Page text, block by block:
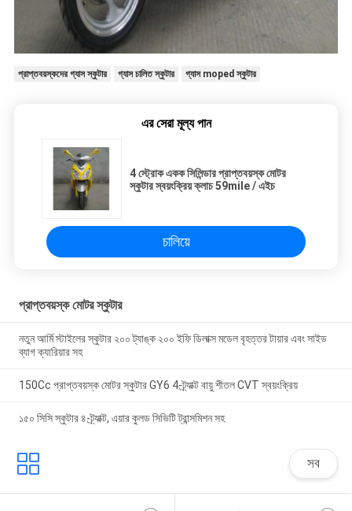
প্রাপ্তবয়স্কদের গ্যাস স্কুটার গ্যাস চালিত স্কুটার গ্যাস moped স্কুটার
এর সেরা মূল্য পান
4 স্ট্রোক একক সিলিন্ডার প্রাপ্তবয়স্ক মোটর
স্কুটার স্বয়ংক্রিয় ক্লাচ 59mile / এইচ
চালিয়ে
প্রাপ্তবয়স্ক মোটর স্কুটার
নতুন আর্মি স্টাইলের স্কুটার ২০০ ট্যাঙ্ক ২০০ ইফি ডিলাক্স মডেল বৃহত্তর টায়ার এবং সাইড
ব্যাগ ক্যারিয়ার সহ
150Cc প্রাপ্তবয়স্ক মোটর স্কুটার GY6 4-ট্র্যাক্ট বায়ু শীতল CVT স্বয়ংক্রিয়
১৫০ সিসি স্কুটার ৪-ট্র্যাক্ট, এয়ার কুলড সিভিটি ট্রান্সমিশন সহ
সব